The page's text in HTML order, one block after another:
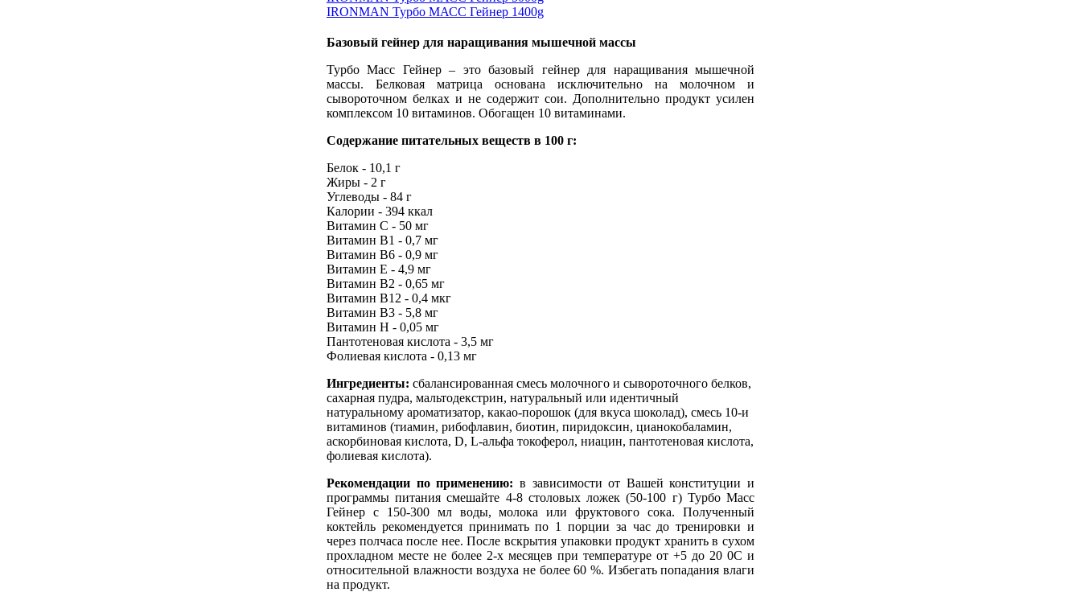
IRONMAN Турбо МАСС Гейнер 1400g
Базовый гейнер для наращивания мышечной массы
Турбо Масс Гейнер – это базовый гейнер для наращивания мышечной
массы. Белковая матрица основана исключительно на молочном и
сывороточном белках и не содержит сои. Дополнительно продукт усилен
комплексом 10 витаминов. Обогащен 10 витаминами.
Содержание питательных веществ в 100 г:
Белок - 10,1 г
Жиры - 2 г
Углеводы - 84 г
Калории - 394 ккал
Витамин С - 50 мг
Витамин В1 - 0,7 мг
Витамин В6 - 0,9 мг
Витамин Е - 4,9 мг
Витамин В2 - 0,65 мг
Витамин В12 - 0,4 мкг
Витамин В3 - 5,8 мг
Витамин Н - 0,05 мг
Пантотеновая кислота - 3,5 мг
Фолиевая кислота - 0,13 мг
Ингредиенты: сбалансированная смесь молочного и сывороточного белков,
сахарная пудра, мальтодекстрин, натуральный или идентичный
натуральному ароматизатор, какао-порошок (для вкуса шоколад), смесь 10-и
витаминов (тиамин, рибофлавин, биотин, пиридоксин, цианокобаламин,
аскорбиновая кислота, D, L-альфа токоферол, ниацин, пантотеновая кислота,
фолиевая кислота).
Рекомендации по применению: в зависимости от Вашей конституции и
программы питания смешайте 4-8 столовых ложек (50-100 г) Турбо Масс
Гейнер с 150-300 мл воды, молока или фруктового сока. Полученный
коктейль рекомендуется принимать по 1 порции за час до тренировки и
через полчаса после нее. После вскрытия упаковки продукт хранить в сухом
прохладном месте не более 2-х месяцев при температуре от +5 до 20 0С и
относительной влажности воздуха не более 60 %. Избегать попадания влаги
на продукт.